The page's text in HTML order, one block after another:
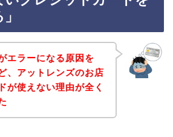
エラーになる原因を
、アットレンズのお店
が使えない理由が全く